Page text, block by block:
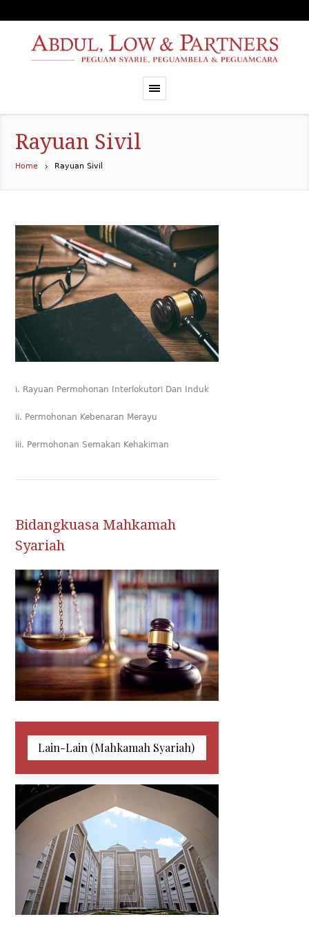
Rayuan Sivil
Home Rayuan Sivil
i. Rayuan Permohonan Interlokutori Dan Induk
ii. Permohonan Kebenaran Merayu
iii. Permohonan Semakan Kehakiman
Bidangkuasa Mahkamah
Syariah
Lain-Lain (Mahkamah Syariah)